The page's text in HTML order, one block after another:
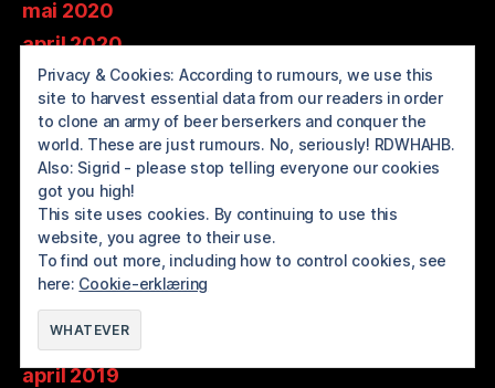
mai 2020
april 2020
mars 2020
februar 2020
januar 2020
desember 2019
november 2019
oktober 2019
august 2019
juni 2019
mai 2019
april 2019
Privacy & Cookies: According to rumours, we use this
site to harvest essential data from our readers in order
to clone an army of beer berserkers and conquer the
world. These are just rumours. No, seriously! RDWHAHB.
Also: Sigrid - please stop telling everyone our cookies
got you high!
This site uses cookies. By continuing to use this
website, you agree to their use.
To find out more, including how to control cookies, see
here: Cookie-erklæring